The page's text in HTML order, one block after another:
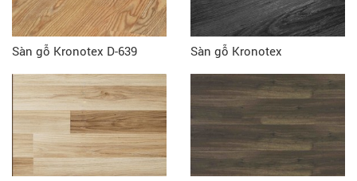
Sàn gỗ Kronotex D-639 Sàn gỗ Kronotex